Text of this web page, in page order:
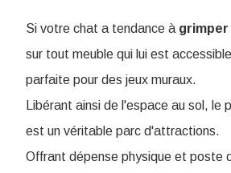
Si votre chat a tendance à grimper
sur tout meuble qui lui est
parfaite pour des jeux muraux.
Libérant ainsi de l'espace au sol, le
est un véritable parc d'attractions.
Offrant dépense physique et poste